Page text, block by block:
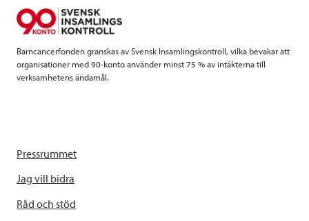
Barncancerfonden granskas av Svensk Insamlingskontroll, vilka bevakar att
organisationer med 90-konto använder minst 75 % av intäkterna till
verksamhetens ändamål.
Pressrummet
Jag vill bidra
Råd och stöd